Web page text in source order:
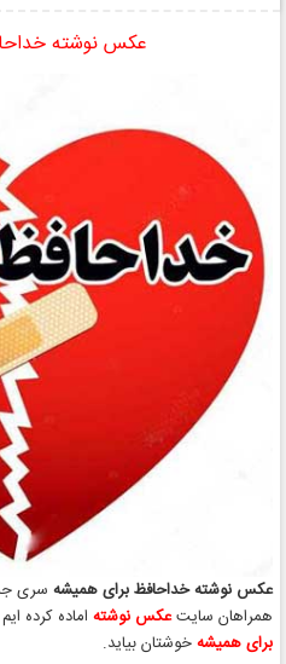
عکس نوشته
عکس نوشته خداحافظ برای همیشه سری
همراهان سایتعکس نوشته اماده کرده
برای همیشه خوشتان بیاید.